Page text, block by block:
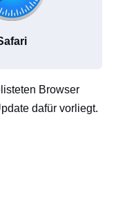
Browser
dafür vorliegt.